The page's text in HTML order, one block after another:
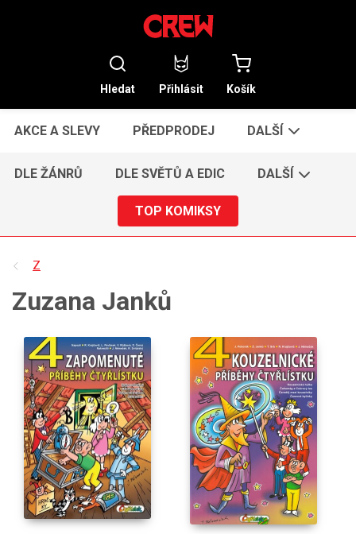
Hledat Přihlásit Košík
AKCE A SLEVY PŘEDPRODEJ DALŠÍ
DLE ŽÁNRŮ DLE SVĚTŮ A EDIC DALŠÍ
TOP KOMIKSY
Z
Zuzana Janků